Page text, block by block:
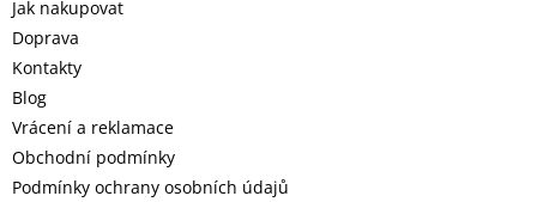
Jak nakupovat
Doprava
Kontakty
Blog
Vrácení a reklamace
Obchodní podmínky
Podmínky ochrany osobních údajů